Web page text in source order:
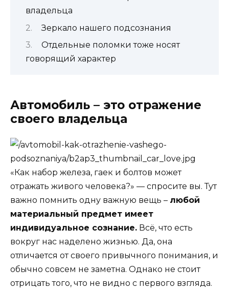
владельца
Зеркало нашего подсознания
Отдельные поломки тоже носят
говорящий характер
Автомобиль – это отражение
своего владельца
«Как набор железа, гаек и болтов может
отражать живого человека?» — спросите вы. Тут
важно помнить одну важную вещь – любой
материальный предмет имеет
индивидуальное сознание. Всё, что есть
вокруг нас наделено жизнью. Да, она
отличается от своего привычного понимания, и
обычно совсем не заметна. Однако не стоит
отрицать того, что не видно с первого взгляда.